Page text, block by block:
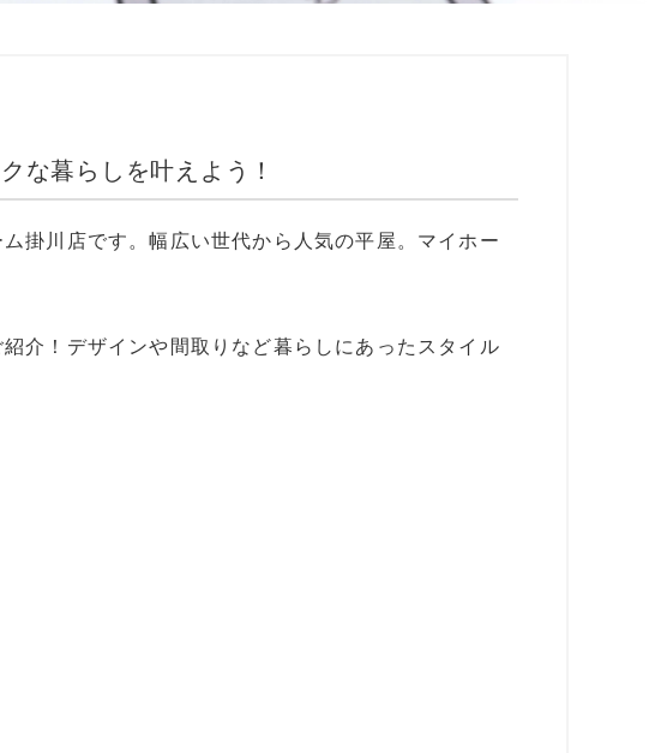
な暮らしを叶えよう！
掛川店です。幅広い世代から人気の平屋。マイホー
介！デザインや間取りなど暮らしにあったスタイル